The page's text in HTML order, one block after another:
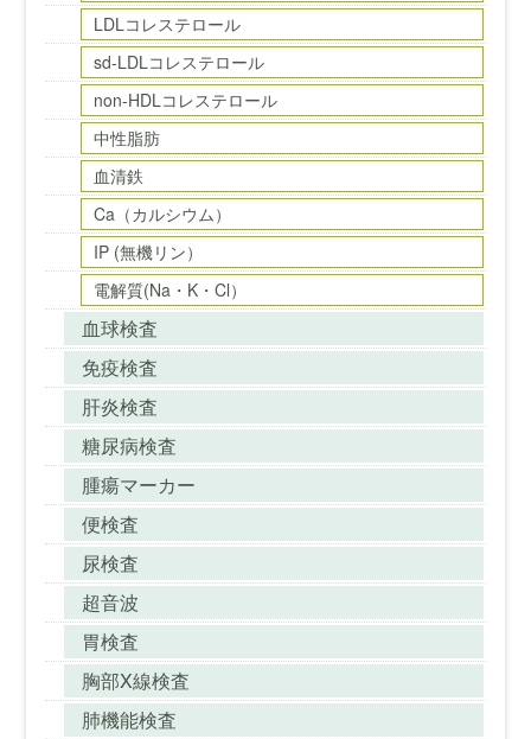
LDLコレステロール
sd-LDLコレステロール
non-HDLコレステロール
中性脂肪
血清鉄
Ca（カルシウム）
IP (無機リン）
電解質(Na・K・Cl）
血球検査
免疫検査
肝炎検査
糖尿病検査
腫瘍マーカー
便検査
尿検査
超音波
胃検査
胸部X線検査
肺機能検査